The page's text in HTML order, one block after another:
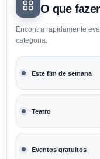
O que
Encontra rapidamente
categoria.
Este fim de semana
Teatro
Eventos gratuitos